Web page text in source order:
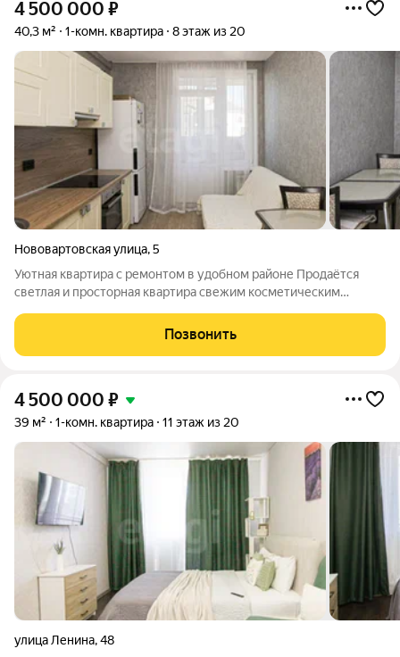
4 500 000 ₽
40,3 м² 1-комн. квартира 8 этаж из 20
Нововартовская улица,5
Уютная квартира с ремонтом в удобном районе Продаётся
светлая и просторная квартира свежим косметическим
проживания семьи. Объект отличается ухоженным
состоянием и продуманной планировкой. - Ремонт:
Позвонить
4 500 000 ₽
39 м² 1-комн. квартира 11 этаж из 20
улица Ленина,48